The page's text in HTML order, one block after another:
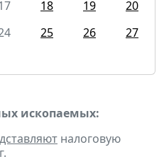
18 19
20
25 26
27
ископаемых:
налоговую